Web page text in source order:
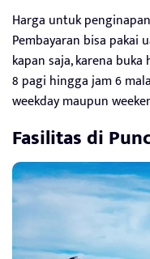
Harga untuk
Pembayaran bisa pakai
kapan saja, karena
8 pagi hingga jam 6
weekday maupun
Fasilitas di